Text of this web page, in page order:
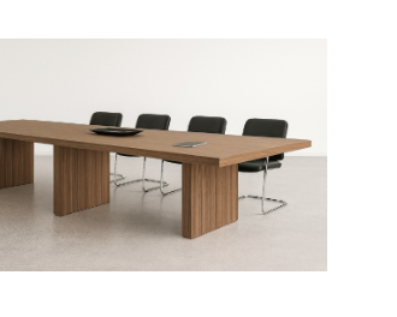
ΛΕΠΤΟΜΈΡΕΙΕΣ